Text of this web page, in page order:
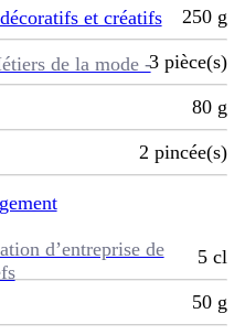
et créatifs
de la mode -
d’entreprise de
250 g
3 pièce(s)
80 g
2 pincée(s)
5 cl
50 g